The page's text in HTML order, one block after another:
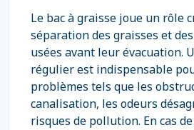
Le bac à graisse joue un rôle
séparation des graisses et
usées avant leur évacuation.
régulier est indispensable
problèmes tels que les
canalisation, les odeurs
risques de pollution. En cas